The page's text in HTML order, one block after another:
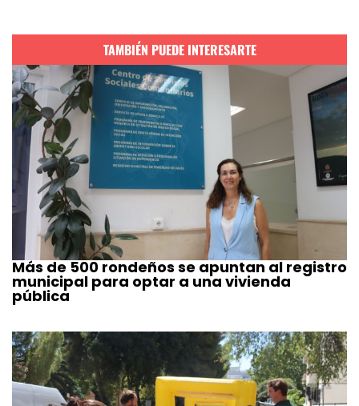
TAMBIÉN PUEDE INTERESARTE
Más de 500 rondeños se apuntan al registro
municipal para optar a una vivienda
pública